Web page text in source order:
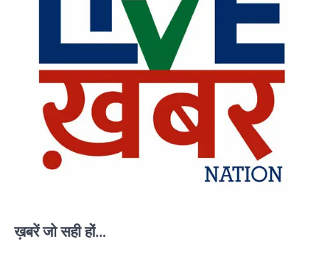
ख़बरें जो सही हों...